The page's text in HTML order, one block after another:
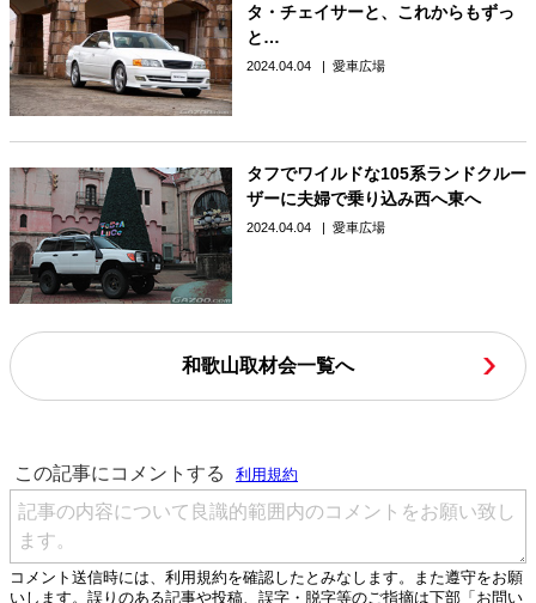
タ・チェイサーと、これからもずっ
と…
2024.04.04 愛車広場
タフでワイルドな105系ランドクルー
ザーに夫婦で乗り込み西へ東へ
2024.04.04 愛車広場
和歌山取材会一覧へ